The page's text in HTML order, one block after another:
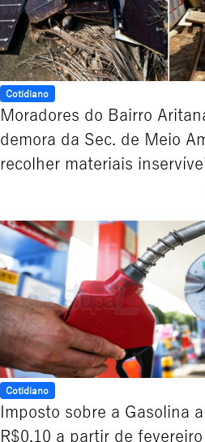
Cotidiano
Moradores do Bairro
demora da Sec. de Meio
recolher materiais
Cotidiano
Imposto sobre a Gasolina
R$0,10 a partir de fevereiro